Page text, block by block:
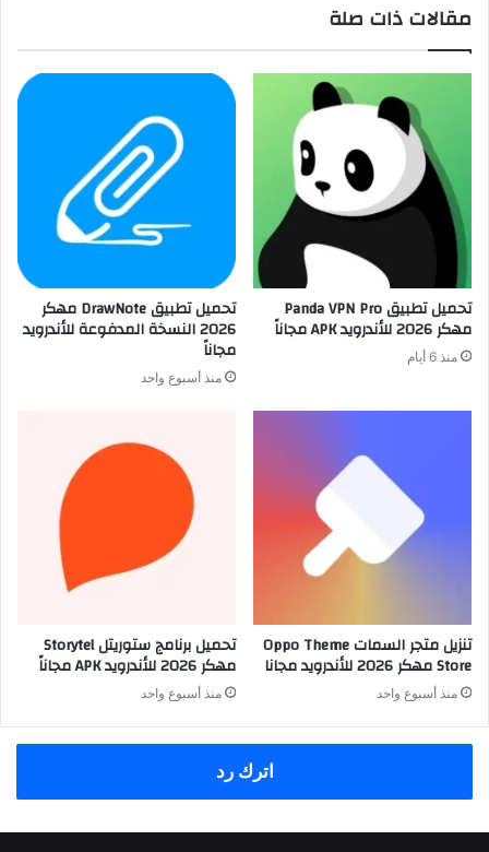
مقالات ذات صلة
تحميل تطبيق Panda VPN Pro
مهكر 2026 للأندرويد APK مجاناً
منذ 6 أيام
تحميل تطبيق DrawNote مهكر
2026 النسخة المدفوعة للأندرويد
مجاناً
منذ أسبوع واحد
تنزيل متجر السمات Oppo Theme
Store مهكر 2026 للأندرويد مجانا
منذ أسبوع واحد
تحميل برنامج ستوريتل Storytel
مهكر 2026 للأندرويد APK مجاناً
منذ أسبوع واحد
اترك رد